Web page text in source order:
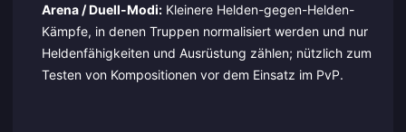
Arena / Duell-Modi:Kleinere Helden-gegen-Helden-
Kämpfe, in denen Truppen normalisiert werden und nur
Heldenfähigkeiten und Ausrüstung zählen; nützlich zum
Testen von Kompositionen vor dem Einsatz im PvP.